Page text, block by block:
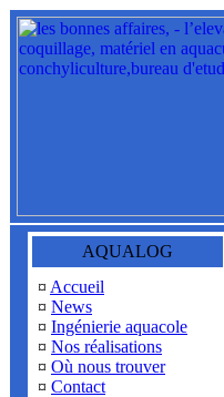
AQUALOG
¤ Accueil
¤ News
¤ Ingénierie aquacole
¤ Nos réalisations
¤ Où nous trouver
¤ Contact